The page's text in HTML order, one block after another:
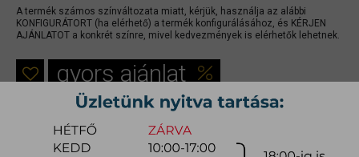
A termék számos színváltozata miatt, kérjük, használja az alábbi
KONFIGURÁTORT (ha elérhető) a termék konfigurálásához, és KÉRJEN
AJÁNLATOT a konkrét színre, mivel kedvezmények is elérhetők lehetnek.
gyors ajánlat
Raktárra érkezés:8-14 hét
Szállítási módja:
bútorszállító
Készlet info:gyártásra